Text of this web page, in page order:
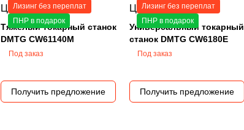
Лизинг без переплат
ПНР в подарок
Цена по запросу
Тяжелый токарный станок
DMTG CW61140M
Под заказ
Получить предложение
Лизинг без переплат
ПНР в подарок
Цена по запросу
Универсальный токарный
станок DMTG CW6180E
Под заказ
Получить предложение